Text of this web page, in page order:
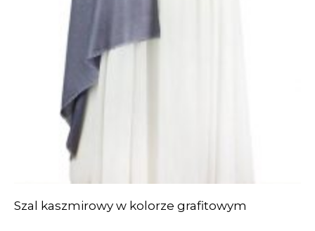
Szal kaszmirowy w kolorze grafitowym